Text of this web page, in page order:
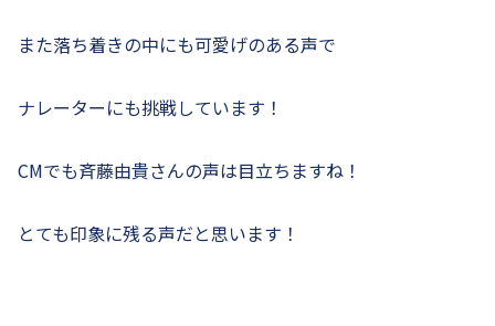
また落ち着きの中にも可愛げのある声で
ナレーターにも挑戦しています！
CMでも斉藤由貴さんの声は目立ちますね！
とても印象に残る声だと思います！